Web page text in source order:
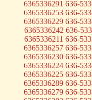
6365336291 636-
6365336253 636-
6365336229 636-
6365336242 636-
6365336211 636-
6365336257 636-
6365336230 636-
6365336224 636-
6365336225 636-
6365336289 636-
6365336279 636-